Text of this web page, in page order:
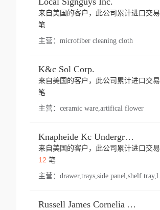
来自美国的客户，此公司累计进口交易
笔
主营： microfiber cleaning cloth
K&c Sol Corp.
来自美国的客户，此公司累计进口交易
笔
主营： ceramic ware,artifical flower
Knapheide Kc Underground
来自美国的客户，此公司累计进口交易
12 笔
主营：
Russell James Cornelia Arlington Va